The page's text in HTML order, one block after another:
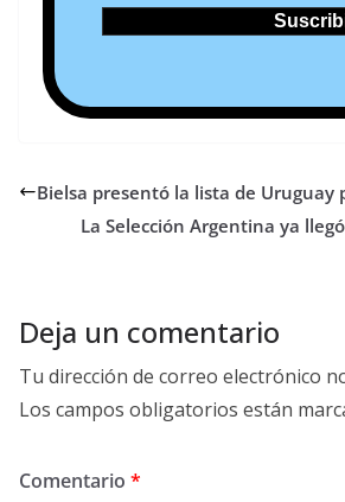
Bielsa presentó la lista de Uruguay
La Selección Argentina ya
Deja un comentario
Tu dirección de correo electrónico
Los campos obligatorios están
Comentario *